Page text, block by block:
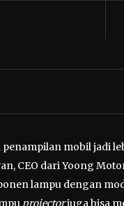
mobil jadi
CEO dari Yoong
lampu dengan
projectorjuga bisa